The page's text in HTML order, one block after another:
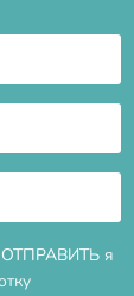
ОТПРАВИТЬ я